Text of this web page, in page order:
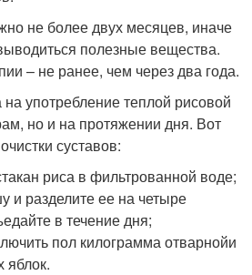
не более двух месяцев, иначе
полезные вещества.
– не ранее, чем через два года.
употребление теплой рисовой
но и на протяжении дня. Вот
суставов:
риса в фильтрованной воде;
и разделите ее на четыре
в течение дня;
пол килограмма отварнойи
яблок.